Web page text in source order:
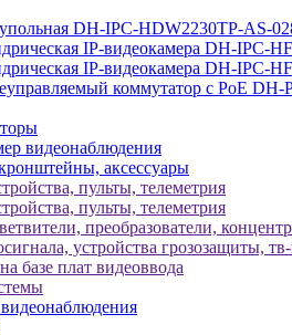
DH-IPC-HDW2230TP-AS-
IP-видеокамера DH-IPC-
IP-видеокамера DH-IPC-
коммутатор с РоЕ DH-
видеонаблюдения
аксессуары
пульты, телеметрия
пульты, телеметрия
преобразователи,
устройства грозозащиты,
базе плат видеоввода